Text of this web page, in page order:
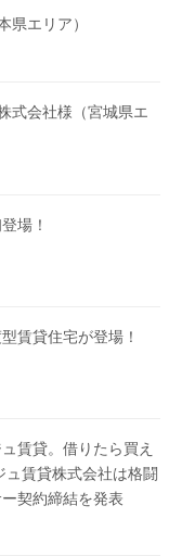
県エリア）
式会社様（宮城県エ
場！
賃貸住宅が登場！
賃貸。借りたら買え
ュ賃貸株式会社は格闘
契約締結を発表